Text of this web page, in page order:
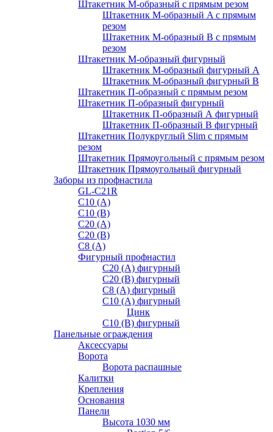
Штакетник М-образный с прямым резом
Штакетник М-образный A с прямым
резом
Штакетник М-образный B с прямым
резом
Штакетник М-образный фигурный
Штакетник М-образный фигурный A
Штакетник М-образный фигурный B
Штакетник П-образный с прямым резом
Штакетник П-образный фигурный
Штакетник П-образный А фигурный
Штакетник П-образный В фигурный
Штакетник Полукруглый Slim с прямым
резом
Штакетник Прямоугольный с прямым резом
Штакетник Прямоугольный фигурный
Заборы из профнастила
GL-С21R
С10 (A)
С10 (В)
С20 (А)
С20 (В)
С8 (A)
Фигурный профнастил
С20 (A) фигурный
С20 (В) фигурный
С8 (A) фигурный
С10 (A) фигурный
Цинк
С10 (В) фигурный
Панельные ограждения
Аксессуары
Ворота
Ворота распашные
Калитки
Крепления
Основания
Панели
Высота 1030 мм